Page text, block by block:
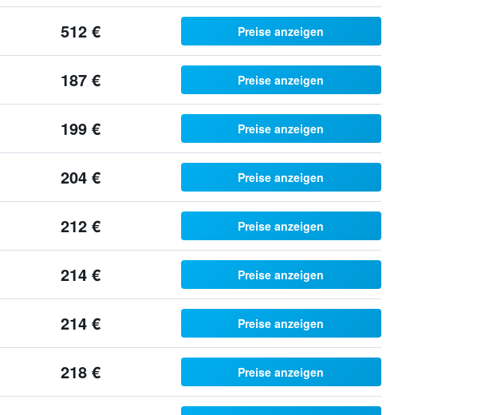
512 € Preise anzeigen
187 € Preise anzeigen
199 € Preise anzeigen
204 € Preise anzeigen
212 € Preise anzeigen
214 € Preise anzeigen
214 € Preise anzeigen
218 € Preise anzeigen